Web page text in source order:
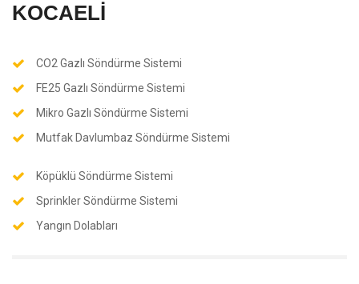
KOCAELİ
CO2 Gazlı Söndürme Sistemi
FE25 Gazlı Söndürme Sistemi
Mikro Gazlı Söndürme Sistemi
Mutfak Davlumbaz Söndürme Sistemi
Köpüklü Söndürme Sistemi
Sprinkler Söndürme Sistemi
Yangın Dolabları